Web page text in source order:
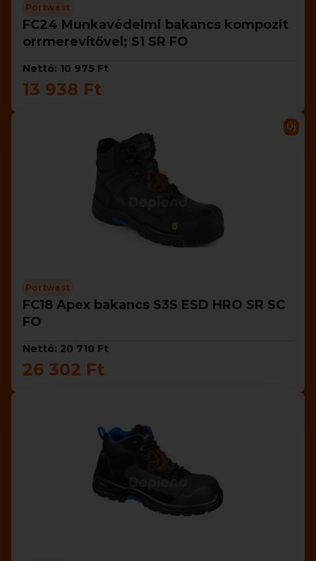
Portwest
FC24 Munkavédelmi bakancs kompozit
orrmerevítővel; S1 SR FO
Nettó: 10 975 Ft
13 938 Ft
Új
Portwest
FC18 Apex bakancs S3S ESD HRO SR SC
FO
Nettó: 20 710 Ft
26 302 Ft